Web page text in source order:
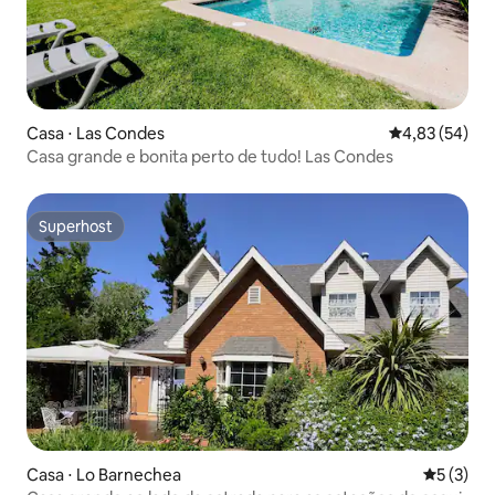
Casa ⋅ Las Condes 4,83 de uma
4,83 (54)
Casa grande e bonita perto de tudo! Las Condes
Superhost
Superhost
Casa ⋅ Lo Barnechea 5 de
5 (3)